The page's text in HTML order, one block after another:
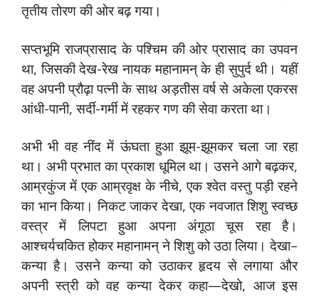
तृतीय तोरण की ओर बढ़ गया।
सप्तभूमि राजप्रासाद के पश्चिम की ओर प्रासाद का उपवन
था, जिसकी देख-रेख नायक महानामन् के ही सुपुर्द थी। यहीं
वह अपनी प्रौढ़ा पत्नी के साथ अड़तीस वर्ष से अकेला एकरस
आंधी-पानी, सर्दी-गर्मी में रहकर गण की सेवा करता था।
अभी भी वह नींद में ऊंघता हुआ झूम-झूमकर चला जा रहा
था। अभी प्रभात का प्रकाश धूमिल था। उसने आगे बढ़कर,
आम्रकुंज में एक आम्रवृक्ष के नीचे, एक श्वेत वस्तु पड़ी रहने
का भान किया। निकट जाकर देखा, एक नवजात शिशु स्वच्छ
वस्त्र में लिपटा हुआ अपना अंगूठा चूस रहा है।
आश्चर्यचकित होकर महानामन् ने शिशु को उठा लिया। देखा–
कन्या है। उसने कन्या को उठाकर हृदय से लगाया और
अपनी स्त्री को वह कन्या देकर कहा—देखो, आज इस